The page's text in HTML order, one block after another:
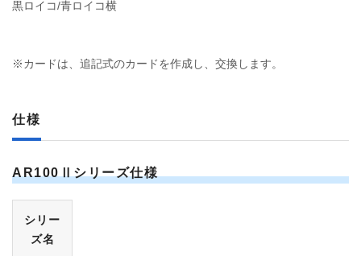
黒ロイコ/青ロイコ横
※カードは、追記式のカードを作成し、交換します。
仕様
AR100Ⅱ シリーズ仕様
シリー
ズ名